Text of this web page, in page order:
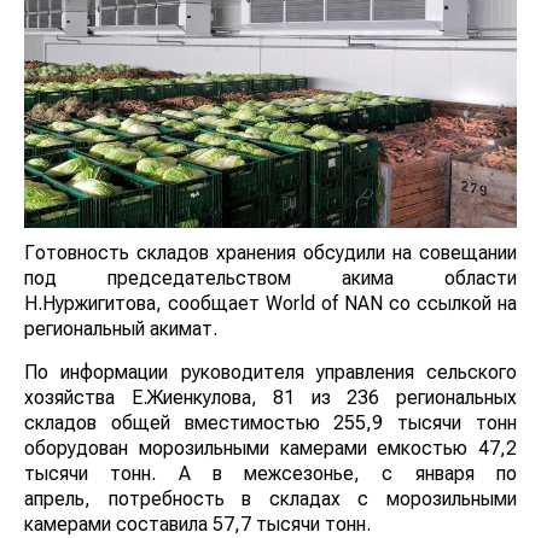
Готовность складов хранения обсудили на совещании
под председательством акима области
Н.Нуржигитова, сообщает World of NAN со ссылкой на
региональный акимат.
По информации руководителя управления сельского
хозяйства Е.Жиенкулова, 81 из 236 региональных
складов общей вместимостью 255,9 тысячи тонн
оборудован морозильными камерами емкостью 47,2
тысячи тонн. А в межсезонье, с января по
апрель, потребность в складах с морозильными
камерами составила 57,7 тысячи тонн.